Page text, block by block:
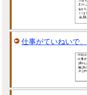
仕事がていねいで